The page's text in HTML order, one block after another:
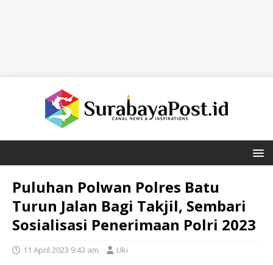
Puluhan Polwan Polres Batu
Turun Jalan Bagi Takjil, Sembari
Sosialisasi Penerimaan Polri 2023
11 April 2023 9:43 am Uki